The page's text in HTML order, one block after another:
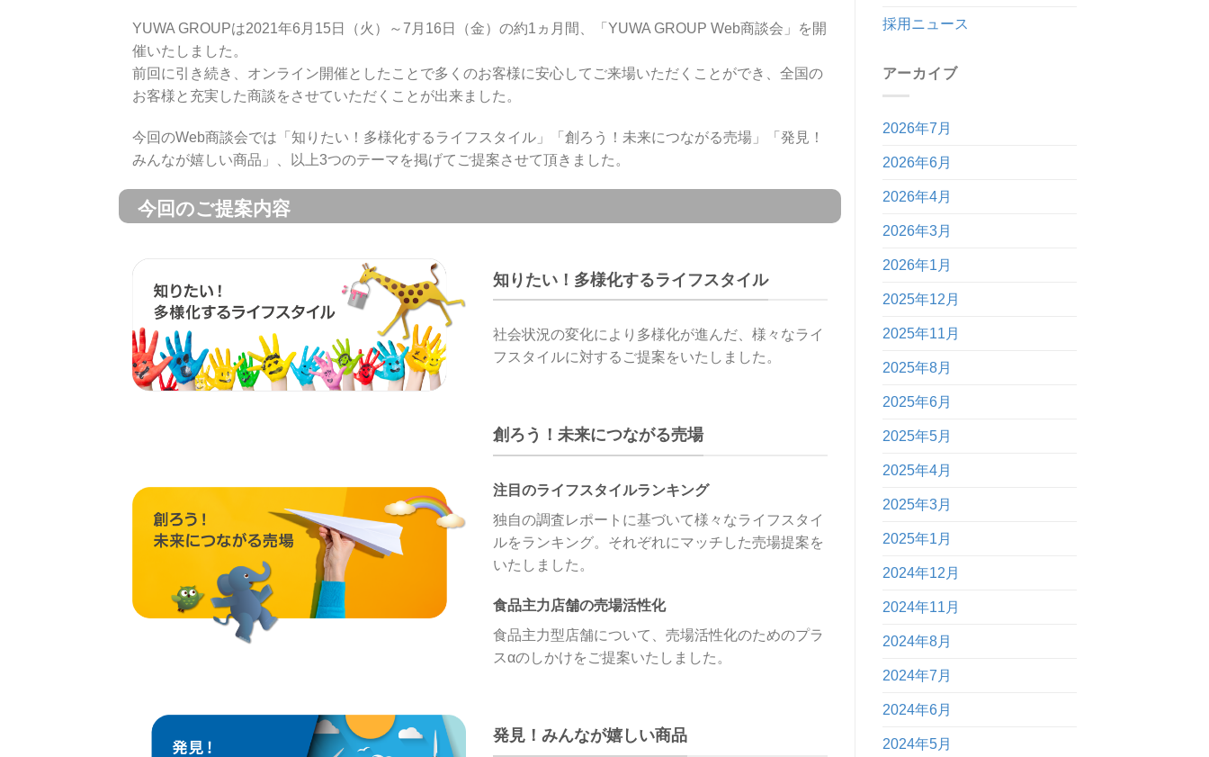
YUWA GROUPは2021年6月15日（火）～7月16日（金）の約1ヵ月間、「YUWA GROUP Web商談会」を開
催いたしました。
前回に引き続き、オンライン開催としたことで多くのお客様に安心してご来場いただくことができ、全国の
お客様と充実した商談をさせていただくことが出来ました。
今回のWeb商談会では「知りたい！多様化するライフスタイル」「創ろう！未来につながる売場」「発見！
みんなが嬉しい商品」、以上3つのテーマを掲げてご提案させて頂きました。
今回のご提案内容
知りたい！多様化するライフスタイル
社会状況の変化により多様化が進んだ、様々なライ
フスタイルに対するご提案をいたしました。
創ろう！未来につながる売場
注目のライフスタイルランキング
独自の調査レポートに基づいて様々なライフスタイ
ルをランキング。それぞれにマッチした売場提案を
いたしました。
食品主力店舗の売場活性化
食品主力型店舗について、売場活性化のためのプラ
スαのしかけをご提案いたしました。
発見！みんなが嬉しい商品
採用ニュース
アーカイブ
2026年7月
2026年6月
2026年4月
2026年3月
2026年1月
2025年12月
2025年11月
2025年8月
2025年6月
2025年5月
2025年4月
2025年3月
2025年1月
2024年12月
2024年11月
2024年8月
2024年7月
2024年6月
2024年5月